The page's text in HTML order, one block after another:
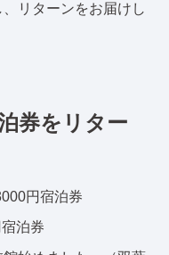
リターンをお届けし
券をリター
円宿泊券
泊券